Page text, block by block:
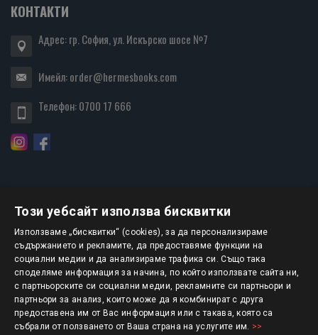
КОНТАКТИ
Адрес: гр. София, ул. Искърско шосе №7
Имейл:order@hermesbooks.com
Телефон:0700 17 666
БЮЛЕТИН
АБОНИРАНЕ
Авторско право © 2025 HERMESBOOKS.BG
Този уебсайт използва бисквитки
Използваме „бисквитки“ (cookies), за да персонализираме
съдържанието и рекламите, да предоставяме функции на
социални медии и да анализираме трафика си. Също така
споделяме информация за начина, по който използвате сайта ни,
с партньорските си социални медии, рекламните си партньори и
партньори за анализ, които може да я комбинират с друга
предоставена им от Вас информация или с такава, която са
събрали от ползването от Ваша страна на услугите им. >>